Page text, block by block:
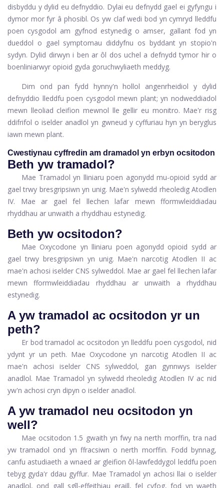
disbyddu y dylid eu defnyddio. Dylai eu defnydd gael ei gyfyngu i
dymor mor fyr â phosibl. Os yw claf wedi bod yn cymryd lleddfu
poen cysgodol am gyfnod estynedig o amser, gallant fod yn
dueddol o gael symptomau diddyfnu os byddant yn stopio'n
sydyn. Dylid dirwyn i ben ar ôl dos uchel a defnydd tymor hir o
boenliniarwyr opioid gyda goruchwyliaeth meddyg.
Dim ond pan fydd hynny'n hollol angenrheidiol y dylid
defnyddio lleddfu poen cysgodol mewn plant; yn nodweddiadol
mewn lleoliad cleifion mewnol lle gellir eu monitro. Mae'r risg
ddifrifol o iselder anadlol yn gwneud y cyffuriau hyn yn beryglus
iawn mewn plant.
Cwestiynau cyffredin am dramadol yn erbyn ocsitodon
Beth yw tramadol?
Mae Tramadol yn lliniaru poen agonydd mu-opioid sydd ar
gael trwy bresgripsiwn yn unig. Mae'n sylwedd rheoledig Atodlen
IV. Mae ar gael fel llechen lafar mewn fformwleiddiadau
rhyddhau ar unwaith a rhyddhau estynedig.
Beth yw ocsitodon?
Mae Oxycodone yn lliniaru poen agonydd opioid sydd ar
gael trwy bresgripsiwn yn unig. Mae'n narcotig Atodlen II ac
mae'n achosi iselder CNS sylweddol. Mae ar gael fel llechen lafar
mewn fformwleiddiadau rhyddhau ar unwaith a rhyddhau
estynedig.
A yw tramadol ac ocsitodon yr un
peth?
Er bod tramadol ac ocsitodon yn lleddfu poen cysgodol, nid
ydynt yr un peth. Mae Oxycodone yn narcotig Atodlen II ac
mae'n achosi iselder CNS sylweddol, gan gynnwys iselder
anadlol. Mae Tramadol yn sylwedd rheoledig Atodlen IV ac nid
yw'n achosi cryn dipyn o iselder anadlol.
A yw tramadol neu ocsitodon yn
well?
Mae ocsitodon 1.5 gwaith yn fwy na nerth morffin, tra nad
yw tramadol ond yn ffracsiwn o nerth morffin. Fodd bynnag,
canfu astudiaeth a wnaed ar gleifion ôl-lawfeddygol leddfu poen
tebyg gyda'r ddau gyffur. Mae Tramadol yn achosi llai o iselder
anadlol, ond gall sgîl-effeithiau eraill, fel cyfog, fod yn waeth